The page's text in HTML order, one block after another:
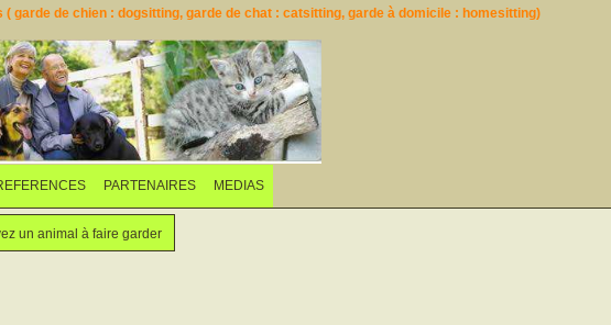
de chien : dogsitting, garde de chat : catsitting, garde à domicile : homesitting)
PARTENAIRES MEDIAS
un animal à faire garder